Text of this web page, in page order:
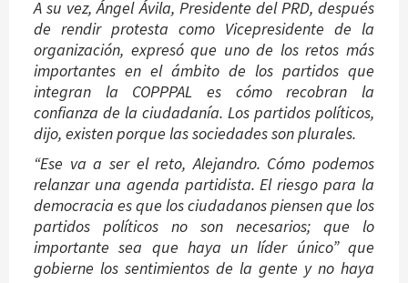
A su vez, Ángel Ávila, Presidente del PRD, después
de rendir protesta como Vicepresidente de la
organización, expresó que uno de los retos más
importantes en el ámbito de los partidos que
integran la COPPPAL es cómo recobran la
confianza de la ciudadanía. Los partidos políticos,
dijo, existen porque las sociedades son plurales.
“Ese va a ser el reto, Alejandro. Cómo podemos
relanzar una agenda partidista. El riesgo para la
democracia es que los ciudadanos piensen que los
partidos políticos no son necesarios; que lo
importante sea que haya un líder único” que
gobierne los sentimientos de la gente y no haya